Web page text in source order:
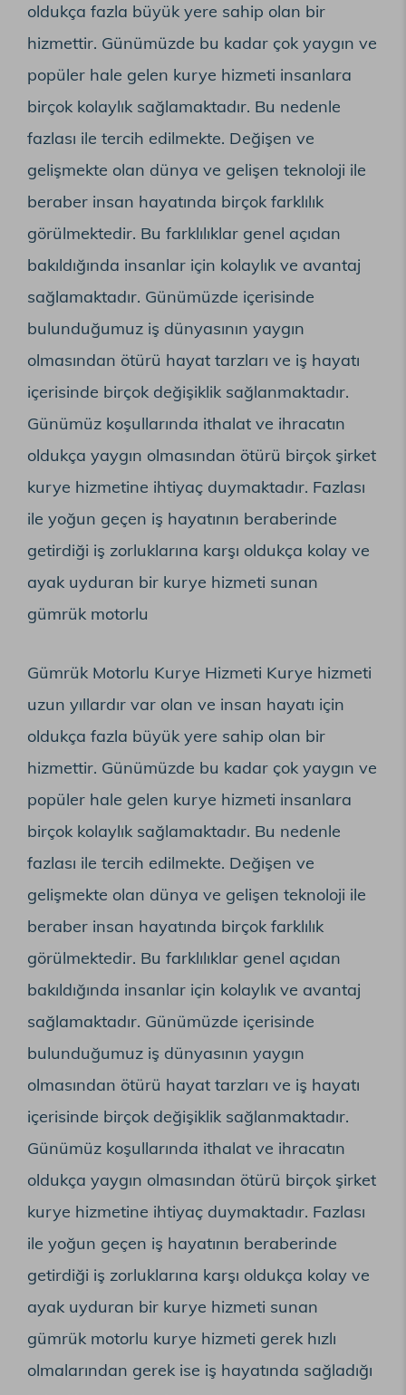
oldukça fazla büyük yere sahip olan bir
hizmettir. Günümüzde bu kadar çok yaygın ve
popüler hale gelen kurye hizmeti insanlara
birçok kolaylık sağlamaktadır. Bu nedenle
fazlası ile tercih edilmekte. Değişen ve
gelişmekte olan dünya ve gelişen teknoloji ile
beraber insan hayatında birçok farklılık
görülmektedir. Bu farklılıklar genel açıdan
bakıldığında insanlar için kolaylık ve avantaj
sağlamaktadır. Günümüzde içerisinde
bulunduğumuz iş dünyasının yaygın
olmasından ötürü hayat tarzları ve iş hayatı
içerisinde birçok değişiklik sağlanmaktadır.
Günümüz koşullarında ithalat ve ihracatın
oldukça yaygın olmasından ötürü birçok şirket
kurye hizmetine ihtiyaç duymaktadır. Fazlası
ile yoğun geçen iş hayatının beraberinde
getirdiği iş zorluklarına karşı oldukça kolay ve
ayak uyduran bir kurye hizmeti sunan
gümrük motorlu
Gümrük Motorlu Kurye Hizmeti Kurye hizmeti
uzun yıllardır var olan ve insan hayatı için
oldukça fazla büyük yere sahip olan bir
hizmettir. Günümüzde bu kadar çok yaygın ve
popüler hale gelen kurye hizmeti insanlara
birçok kolaylık sağlamaktadır. Bu nedenle
fazlası ile tercih edilmekte. Değişen ve
gelişmekte olan dünya ve gelişen teknoloji ile
beraber insan hayatında birçok farklılık
görülmektedir. Bu farklılıklar genel açıdan
bakıldığında insanlar için kolaylık ve avantaj
sağlamaktadır. Günümüzde içerisinde
bulunduğumuz iş dünyasının yaygın
olmasından ötürü hayat tarzları ve iş hayatı
içerisinde birçok değişiklik sağlanmaktadır.
Günümüz koşullarında ithalat ve ihracatın
oldukça yaygın olmasından ötürü birçok şirket
kurye hizmetine ihtiyaç duymaktadır. Fazlası
ile yoğun geçen iş hayatının beraberinde
getirdiği iş zorluklarına karşı oldukça kolay ve
ayak uyduran bir kurye hizmeti sunan
gümrük motorlu kurye hizmeti gerek hızlı
olmalarından gerek ise iş hayatında sağladığı